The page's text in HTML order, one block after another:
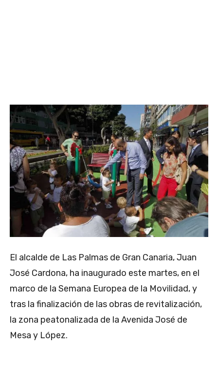
El alcalde de Las Palmas de Gran Canaria, Juan
José Cardona, ha inaugurado este martes, en el
marco de la Semana Europea de la Movilidad, y
tras la finalización de las obras de revitalización,
la zona peatonalizada de la Avenida José de
Mesa y López.